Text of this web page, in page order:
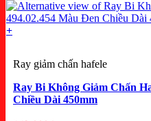
123.750₫.
+
Ray giảm chấn hafele
Ray Bi Không Giảm Chấn
Chiều Dài 450mm